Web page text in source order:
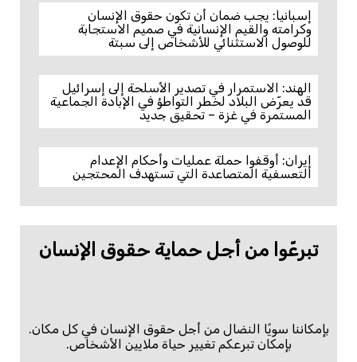
إسبانيا: يجب ضمان أن تكون حقوق الإنسان
وكرامته والقيم الإنسانية في صميم الاستجابة
للوصول الاستثنائي للأشخاص إلى سبتة
الهند: الاستمرار في تصدير الأسلحة إلى إسرائيل
قد يعرّض البلاد لخطر التواطؤ في الإبادة الجماعية
المستمرة في غزة – تحقيق جديد
إيران: أوقفوا حملة عمليات وأحكام الإعدام
التعسفية المتصاعدة التي تستهدف المحتجين
تبرعّوا من أجل حماية حقوق الإنسان
بإمكاننا سويًا النضال من أجل حقوق الإنسان في كل مكان.
بإمكان تبرعكم تغيير حياة ملايين الأشخاص.